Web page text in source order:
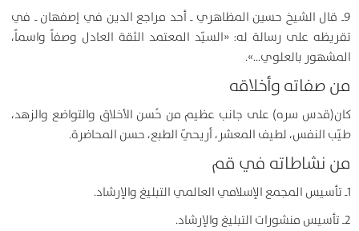
9ـ قال الشيخ حسين المظاهري ـ أحد مراجع الدين في إصفهان ـ في
تقريظه على رسالة له: «السيّد المعتمد الثقة العادل وصفاً واسماً،
المشهور بالعلوي…».
من صفاته وأخلاقه
كان(قدس سره) على جانب عظيم من حُسن الأخلاق والتواضع والزهد،
طيّب النفس، لطيف المعشر، أريحيّ الطبع، حسن المحاضرة.
من نشاطاته في قم
1ـ تأسيس المجمع الإسلامي العالمي التبليغ والإرشاد.
2ـ تأسيس منشورات التبليغ والإرشاد.